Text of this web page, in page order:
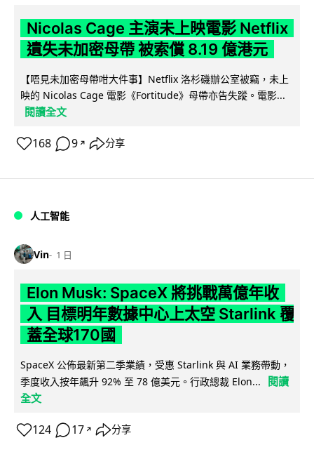
Nicolas Cage 主演未上映電影 Netflix
遺失未加密母帶 被索償 8.19 億港元
【唔見未加密母帶咁大件事】Netflix 洛杉磯辦公室被竊，未上
映的 Nicolas Cage 電影《Fortitude》母帶亦告失蹤。電影...
閱讀全文
168 9 ↗ 分享
人工智能
Vin 1 日
Elon Musk: SpaceX 將挑戰萬億年收
入 目標明年數據中心上太空 Starlink 覆
蓋全球170國
SpaceX 公佈最新第二季業績，受惠 Starlink 與 AI 業務帶動，
季度收入按年飆升 92% 至 78 億美元。行政總裁 Elon...
閱讀
全文
124 17 ↗ 分享